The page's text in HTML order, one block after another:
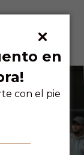
en
con el pie